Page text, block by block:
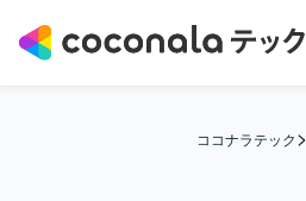
ココナラテック>